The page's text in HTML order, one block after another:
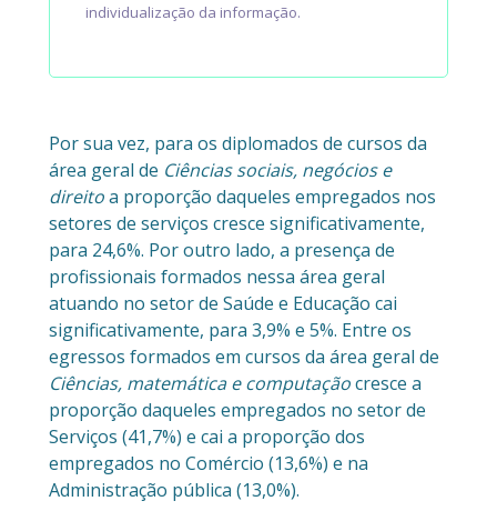
individualização da informação.
Por sua vez, para os diplomados de cursos da
área geral de Ciências sociais, negócios e
direitoa proporção daqueles empregados nos
setores de serviços cresce significativamente,
para 24,6%. Por outro lado, a presença de
profissionais formados nessa área geral
atuando no setor de Saúde e Educação cai
significativamente, para 3,9% e 5%. Entre os
egressos formados em cursos da área geral de
Ciências, matemática e computaçãocresce a
proporção daqueles empregados no setor de
Serviços (41,7%) e cai a proporção dos
empregados no Comércio (13,6%) e na
Administração pública (13,0%).